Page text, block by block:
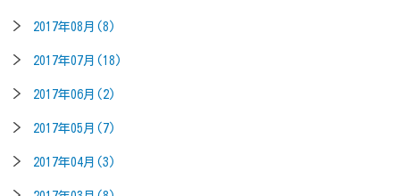
2017年08月(8)
2017年07月(18)
2017年06月(2)
2017年05月(7)
2017年04月(3)